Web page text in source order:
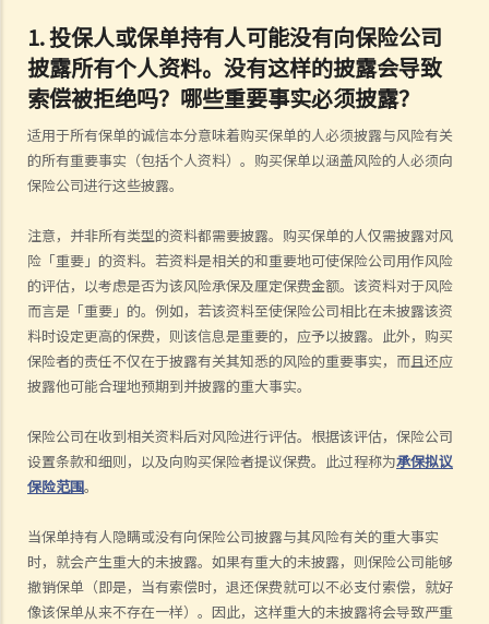
1.投保人或保单持有人可能没有向保险公司
披露所有个人资料。没有这样的披露会导致
索偿被拒绝吗？哪些重要事实必须披露？
适用于所有保单的诚信本分意味着购买保单的人必须披露与风险有关
的所有重要事实（包括个人资料）。购买保单以涵盖风险的人必须向
保险公司进行这些披露。
注意，并非所有类型的资料都需要披露。购买保单的人仅需披露对风
险「重要」的资料。若资料是相关的和重要地可使保险公司用作风险
的评估，以考虑是否为该风险承保及厘定保费金额。该资料对于风险
而言是「重要」的。例如，若该资料至使保险公司相比在未披露该资
料时设定更高的保费，则该信息是重要的，应予以披露。此外，购买
保险者的责任不仅在于披露有关其知悉的风险的重要事实，而且还应
披露他可能合理地预期到并披露的重大事实。
保险公司在收到相关资料后对风险进行评估。根据该评估，保险公司
设置条款和细则，以及向购买保险者提议保费。此过程称为承保拟议
保险范围。
当保单持有人隐瞒或没有向保险公司披露与其风险有关的重大事实
时，就会产生重大的未披露。如果有重大的未披露，则保险公司能够
撤销保单（即是，当有索偿时，退还保费就可以不必支付索偿，就好
像该保单从来不存在一样）。因此，这样重大的未披露将会导致严重